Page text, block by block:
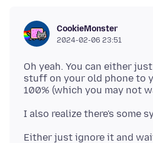
CookieMonster
2024-02-06 23:51
Oh yeah. You can either
stuff on your old phone to
Either just ignore it and